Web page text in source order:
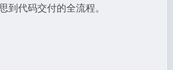
到代码交付的全流程。